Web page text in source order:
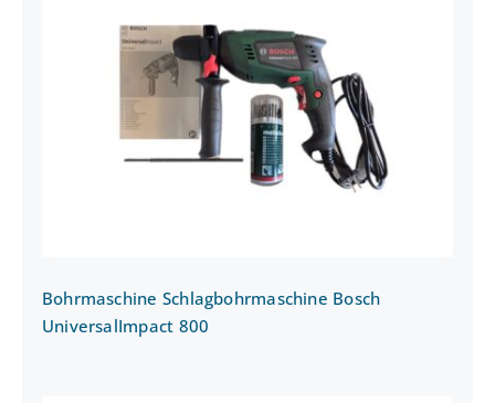
Bohrmaschine Schlagbohrmaschine
Bosch UniversalImpact 800
Bohrmaschine Schlagbohrmaschine Bosch
UniversalImpact 800